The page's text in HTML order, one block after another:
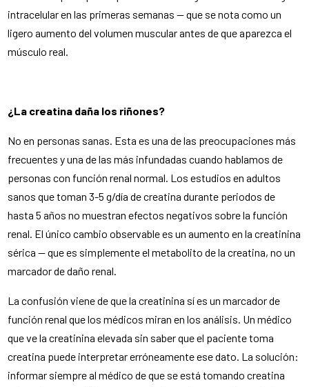
intracelular en las primeras semanas — que se nota como un
ligero aumento del volumen muscular antes de que aparezca el
músculo real.
¿La creatina daña los riñones?
No en personas sanas. Esta es una de las preocupaciones más
frecuentes y una de las más infundadas cuando hablamos de
personas con función renal normal. Los estudios en adultos
sanos que toman 3-5 g/día de creatina durante periodos de
hasta 5 años no muestran efectos negativos sobre la función
renal. El único cambio observable es un aumento en la creatinina
sérica — que es simplemente el metabolito de la creatina, no un
marcador de daño renal.
La confusión viene de que la creatinina sí es un marcador de
función renal que los médicos miran en los análisis. Un médico
que ve la creatinina elevada sin saber que el paciente toma
creatina puede interpretar erróneamente ese dato. La solución:
informar siempre al médico de que se está tomando creatina